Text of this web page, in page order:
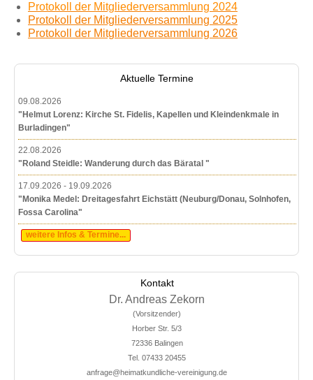
Protokoll der Mitgliederversammlung 2024
Protokoll der Mitgliederversammlung 2025
Protokoll der Mitgliederversammlung 2026
Aktuelle Termine
09.08.2026
"Helmut Lorenz: Kirche St. Fidelis, Kapellen und Kleindenkmale in
Burladingen"
22.08.2026
"Roland Steidle: Wanderung durch das Bäratal "
17.09.2026 - 19.09.2026
"Monika Medel: Dreitagesfahrt Eichstätt (Neuburg/Donau, Solnhofen,
Fossa Carolina"
weitere Infos & Termine...
Kontakt
Dr. Andreas Zekorn
(Vorsitzender)
Horber Str. 5/3
72336 Balingen
Tel. 07433 20455
anfrage@heimatkundliche-vereinigung.de